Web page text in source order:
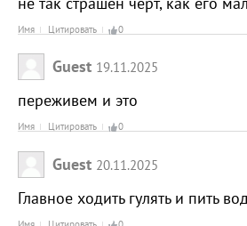
Имя Цитировать 0
Guest 19.11.2025
переживем и это
Имя Цитировать 0
Guest 20.11.2025
Главное ходить гулять и пить